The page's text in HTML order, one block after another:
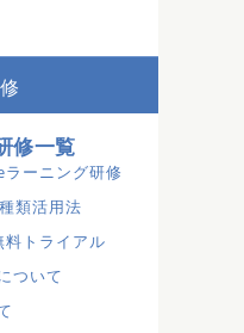
修一覧
ラーニング研修
類活用法
トライアル
ついて